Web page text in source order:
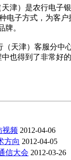
）是农行电子银
电子方式，为客
。
天津）客服分中
也得到了非常好
视频 2012-04-06
方向 2012-04-05
信大会 2012-03-26